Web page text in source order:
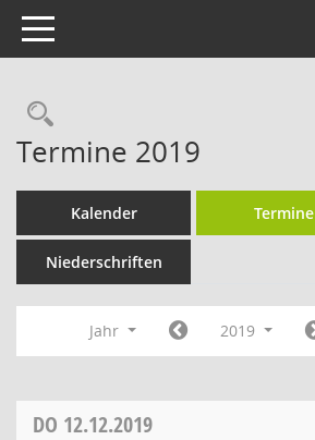
Toggle navigation
Rechercheauswahl
Termine 2019
Kalender Termine
Niederschriften
Jahr 2019
DO 12.12.2019